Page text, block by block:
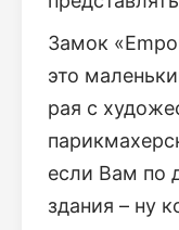
Замок
это
рая с
если Вам по
здания – ну